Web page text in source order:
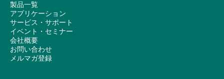
製品一覧
アプリケーション
サービス・サポート
イベント・セミナー
会社概要
お問い合わせ
メルマガ登録